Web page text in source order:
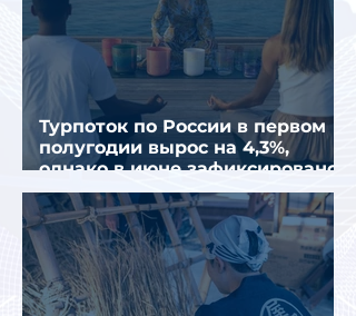
Турпоток по России в первом
полугодии вырос на 4,3%,
однако в июне зафиксировано
снижение